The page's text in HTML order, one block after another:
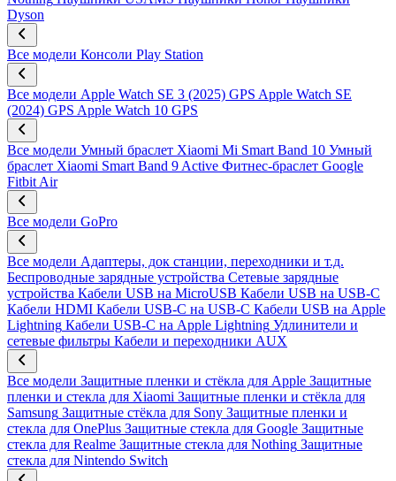
Dyson
Все модели Консоли Play Station
Все модели Apple Watch SE 3 (2025) GPS Apple Watch SE
(2024) GPS Apple Watch 10 GPS
Все модели Умный браслет Xiaomi Mi Smart Band 10 Умный
браслет Xiaomi Smart Band 9 Active Фитнес-браслет Google
Fitbit Air
Все модели GoPro
Все модели Адаптеры, док станции, переходники и т.д.
Беспроводные зарядные устройства Сетевые зарядные
устройства Кабели USB на MicroUSB Кабели USB на USB-C
Кабели HDMI Кабели USB-C на USB-C Кабели USB на Apple
Lightning Кабели USB-C на Apple Lightning Удлинители и
сетевые фильтры Кабели и переходники AUX
Все модели Защитные пленки и стёкла для Apple Защитные
пленки и стекла для Xiaomi Защитные пленки и стёкла для
Samsung Защитные стёкла для Sony Защитные пленки и
стекла для OnePlus Защитные стекла для Google Защитные
стекла для Realme Защитные стекла для Nothing Защитные
стекла для Nintendo Switch